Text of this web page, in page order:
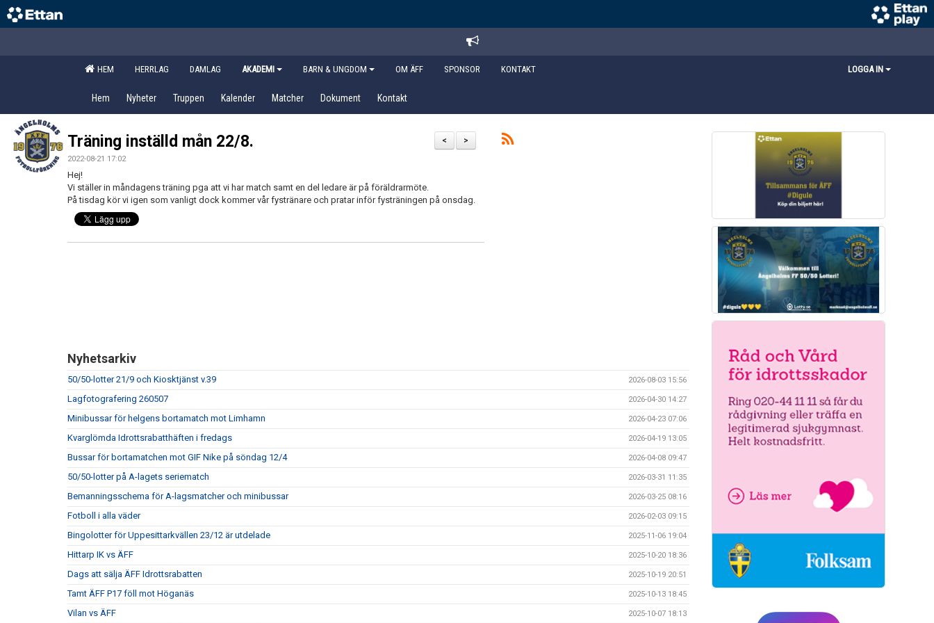
HEM HERRLAG DAMLAG AKADEMI BARN & UNGDOM OM ÄFF SPONSOR KONTAKT LOGGA IN
Hem Nyheter Truppen Kalender Matcher Dokument Kontakt
>
<
Träning inställd mån 22/8.
2022-08-21 17:02
Hej!
Vi ställer in måndagens träning pga att vi har match samt en del ledare är på föräldrarmöte.
På tisdag kör vi igen som vanligt dock kommer vår fystränare och pratar inför fysträningen på onsdag.
Nyhetsarkiv
50/50-lotter 21/9 och Kiosktjänst v.39 2026-08-03 15:56
Lagfotografering 260507 2026-04-30 14:27
Minibussar för helgens bortamatch mot Limhamn 2026-04-23 07:06
Kvarglömda Idrottsrabatthäften i fredags 2026-04-19 13:05
Bussar för bortamatchen mot GIF Nike på söndag 12/4 2026-04-08 09:47
50/50-lotter på A-lagets seriematch 2026-03-31 11:35
Bemanningsschema för A-lagsmatcher och minibussar 2026-03-25 08:16
Fotboll i alla väder 2026-02-03 09:15
Bingolotter för Uppesittarkvällen 23/12 är utdelade 2025-11-06 19:04
Hittarp IK vs ÄFF 2025-10-20 18:36
Dags att sälja ÄFF Idrottsrabatten 2025-10-19 20:51
Tamt ÄFF P17 föll mot Höganäs 2025-10-13 18:45
Vilan vs ÄFF 2025-10-07 18:13